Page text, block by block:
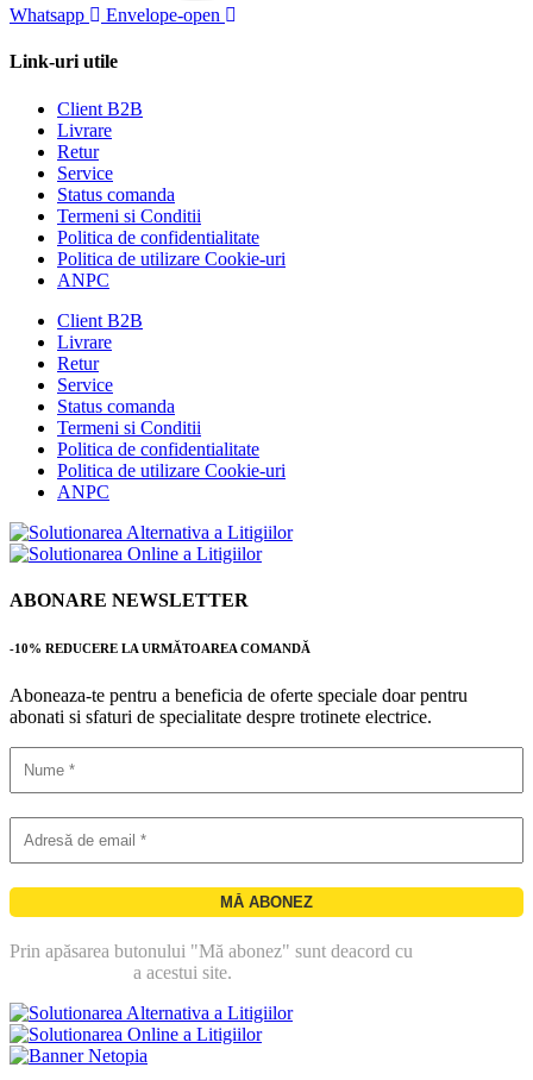
Whatsapp Envelope-open
Link-uri utile
Client B2B
Livrare
Retur
Service
Status comanda
Termeni si Conditii
Politica de confidentialitate
Politica de utilizare Cookie-uri
ANPC
Client B2B
Livrare
Retur
Service
Status comanda
Termeni si Conditii
Politica de confidentialitate
Politica de utilizare Cookie-uri
ANPC
ABONARE NEWSLETTER
-10% REDUCERE LA URMĂTOAREA COMANDĂ
Aboneaza-te pentru a beneficia de oferte speciale doar pentru
abonati si sfaturi de specialitate despre trotinete electrice.
Prin apăsarea butonului "Mă abonez" sunt deacord cu
a acestui site.